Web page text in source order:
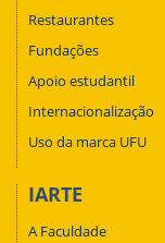
Restaurantes
Fundações
Apoio estudantil
Internacionalização
Uso da marca UFU
IARTE
A Faculdade